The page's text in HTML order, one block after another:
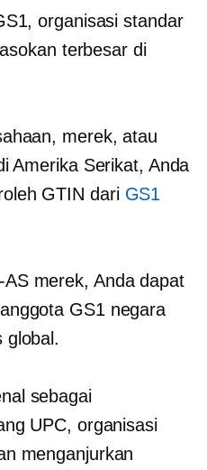
organisasi standar
terbesar di
merek, atau
Amerika Serikat, Anda
GTIN dari GS1
ASmerek, Anda dapat
GS1 negara
sebagai
UPC, organisasi
menganjurkan